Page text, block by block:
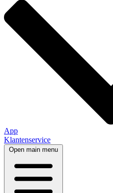
App
Klantenservice
Open main menu